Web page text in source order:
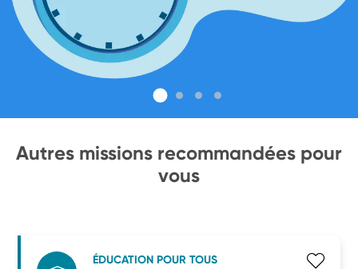
Autres missions recommandées pour
vous
ÉDUCATION POUR TOUS